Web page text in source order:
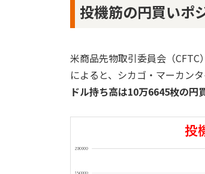
投機筋の円買いポ
米商品先物取引委員会（
によると、シカゴ・マーカン
ドル持ち高は10万6645枚の円